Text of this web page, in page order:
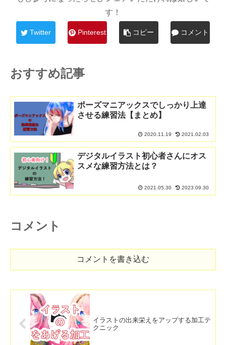
す！
Twitter Pinterest コピー コメント
おすすめ記事
ポーズマニアックスでしっかり上達
させる練習法【まとめ】
2020.11.19 2021.02.03
デジタルイラスト初心者さんにオス
スメな練習方法とは？
2021.05.30 2023.09.30
コメント
コメントを書き込む
イラストの出来栄えをアップする加工テ
クニック